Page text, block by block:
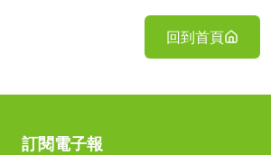
回到首頁
訂閱電子報